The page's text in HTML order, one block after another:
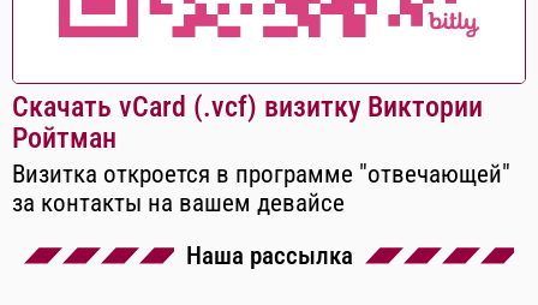
Скачать vCard (.vcf) визитку Виктории
Ройтман
Визитка откроется в программе "отвечающей"
за контакты на вашем девайсе
Наша рассылка